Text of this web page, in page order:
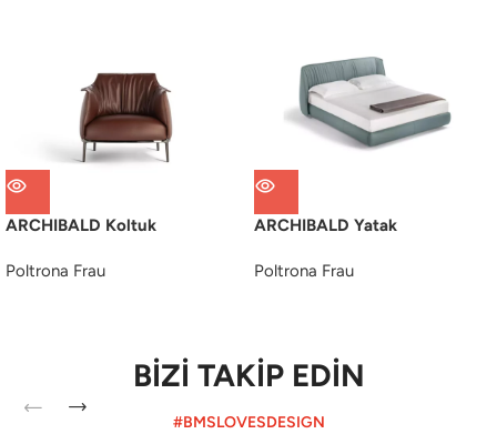
ARCHIBALD Koltuk
Poltrona Frau
ARCHIBALD Yatak
Poltrona Frau
BİZİ TAKİP EDİN
#BMSLOVESDESIGN